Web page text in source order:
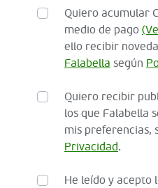
Quiero acumular
medio de pago
ello recibir
Falabella según
Quiero recibir
los que Falabella
mis preferencias,
Privacidad.
He leído y acepto